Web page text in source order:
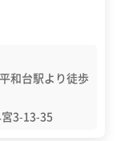
和台駅より徒歩
3-13-35